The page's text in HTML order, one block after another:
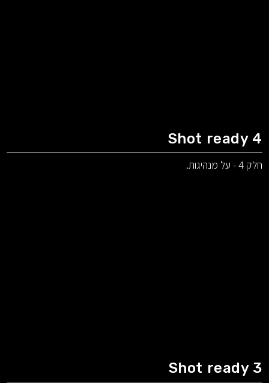
Shot ready 4
חלק 4 - על מנהיגות.
Shot ready 3